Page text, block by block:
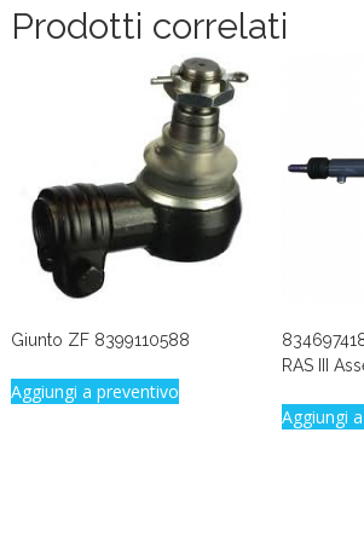
Prodotti correlati
Giunto ZF 8399110588
Aggiungi a preventivo
RAS III
Aggiungi